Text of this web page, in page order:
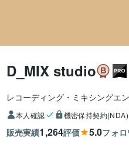
D_MIX studio
レコーディング・ミキシングエ
本人確認 機密保持契約(NDA)
販売実績1,264評価 5.0フォ